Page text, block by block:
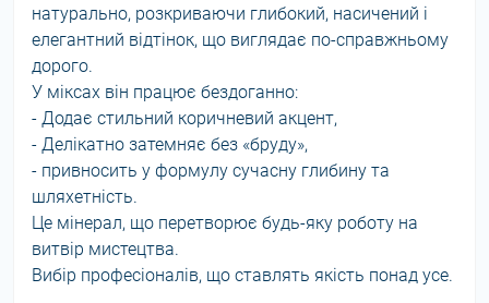
натурально, розкриваючи глибокий, насичений і
елегантний відтінок, що виглядає по-справжньому
дорого.
У міксах він працює бездоганно:
- Додає стильний коричневий акцент,
- Делікатно затемняє без «бруду»,
- привносить у формулу сучасну глибину та
шляхетність.
Це мінерал, що перетворює будь-яку роботу на
витвір мистецтва.
Вибір професіоналів, що ставлять якість понад усе.